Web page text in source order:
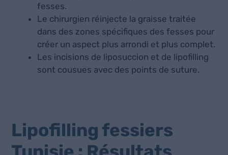
fesses.
Le chirurgien réinjecte la graisse traitée
dans des zones spécifiques des fesses pour
créer un aspect plus arrondi et plus complet.
Les incisions de liposuccion et de lipofilling
sont cousues avec des points de suture.
Lipofilling fessiers